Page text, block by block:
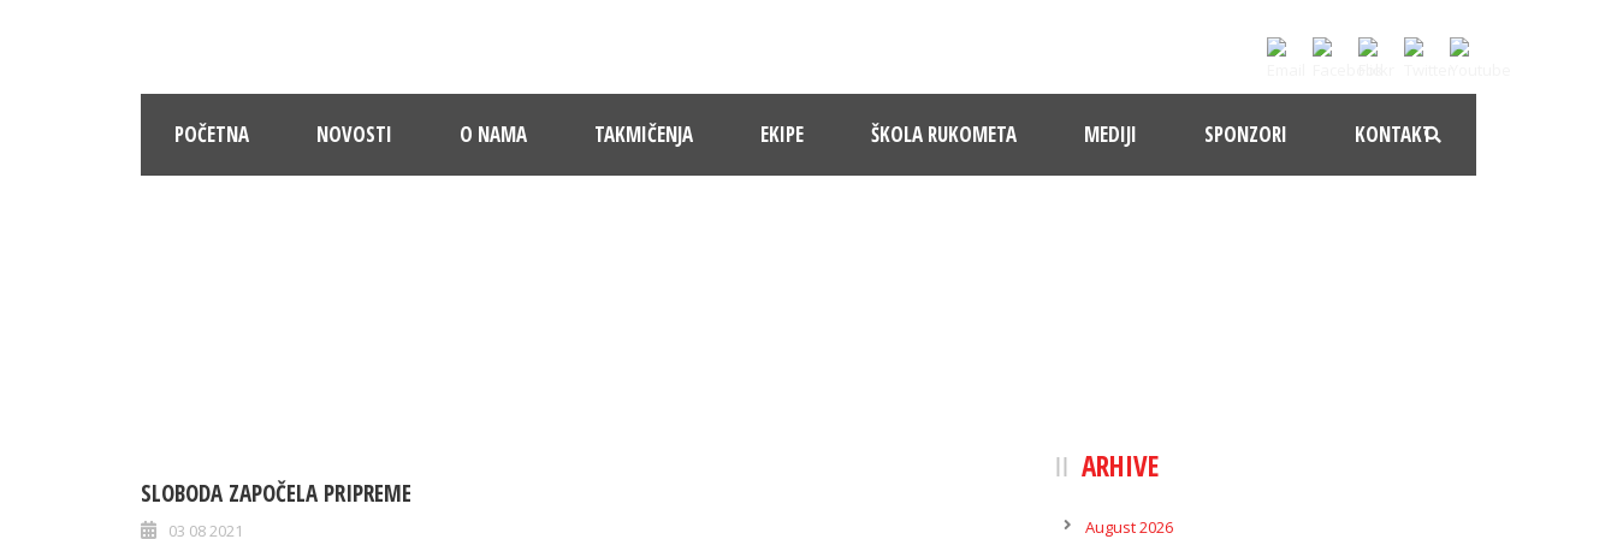
POČETNA NOVOSTI O NAMA TAKMIČENJA EKIPE ŠKOLA RUKOMETA MEDIJI SPONZORI KONTAKT
SLOBODA ZAPOČELA PRIPREME
03 08 2021
ARHIVE
August 2026